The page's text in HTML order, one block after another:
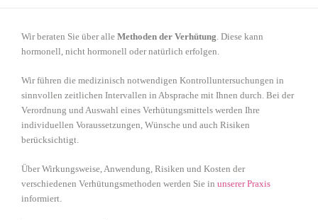
Wir beraten Sie über alle Methoden der Verhütung. Diese kann
hormonell, nicht hormonell oder natürlich erfolgen.
Wir führen die medizinisch notwendigen Kontrolluntersuchungen in
sinnvollen zeitlichen Intervallen in Absprache mit Ihnen durch. Bei der
Verordnung und Auswahl eines Verhütungsmittels werden Ihre
individuellen Voraussetzungen, Wünsche und auch Risiken
berücksichtigt.
Über Wirkungsweise, Anwendung, Risiken und Kosten der
verschiedenen Verhütungsmethoden werden Sie in unserer Praxis
informiert.